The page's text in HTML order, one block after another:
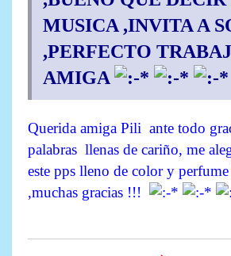
MUSICA ,INVITA A
,PERFECTO
AMIGA
Querida amiga Pili ante todo
palabras llenas de cariño, me
este pps lleno de color y
,muchas gracias !!!